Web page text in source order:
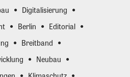
Digitalisierung
Berlin
Editorial
Breitband
Neubau